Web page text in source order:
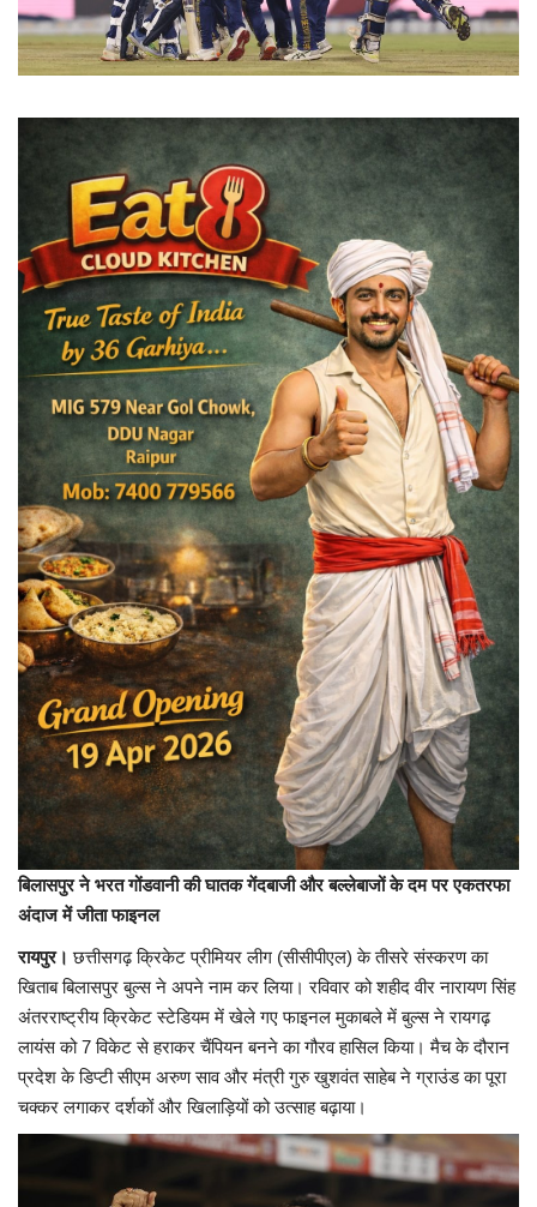
राजनीति
मनोरंजन
ज्ञान विज्ञान
करिअर
धर्म
लाइफ स्टाइल
Gallery
Language
English हिंदी
बिलासपुर ने भरत गोंडवानी की घातक गेंदबाजी और बल्लेबाजों के दम पर एकतरफा
अंदाज में जीता फाइनल
रायपुर। छत्तीसगढ़ क्रिकेट प्रीमियर लीग (सीसीपीएल) के तीसरे संस्करण का
खिताब बिलासपुर बुल्स ने अपने नाम कर लिया। रविवार को शहीद वीर नारायण सिंह
अंतरराष्ट्रीय क्रिकेट स्टेडियम में खेले गए फाइनल मुकाबले में बुल्स ने रायगढ़
लायंस को 7 विकेट से हराकर चैंपियन बनने का गौरव हासिल किया। मैच के दौरान
प्रदेश के डिप्टी सीएम अरुण साव और मंत्री गुरु खुशवंत साहेब ने ग्राउंड का पूरा
चक्कर लगाकर दर्शकों और खिलाड़ियों को उत्साह बढ़ाया।